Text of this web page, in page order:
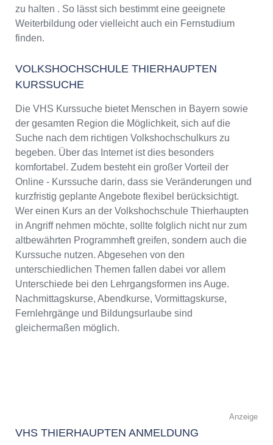
zu halten . So lässt sich bestimmt eine geeignete
Weiterbildung oder vielleicht auch ein Fernstudium
finden.
VOLKSHOCHSCHULE THIERHAUPTEN
KURSSUCHE
Die VHS Kurssuche bietet Menschen in Bayern sowie
der gesamten Region die Möglichkeit, sich auf die
Suche nach dem richtigen Volkshochschulkurs zu
begeben. Über das Internet ist dies besonders
komfortabel. Zudem besteht ein großer Vorteil der
Online - Kurssuche darin, dass sie Veränderungen und
kurzfristig geplante Angebote flexibel berücksichtigt.
Wer einen Kurs an der Volkshochschule Thierhaupten
in Angriff nehmen möchte, sollte folglich nicht nur zum
altbewährten Programmheft greifen, sondern auch die
Kurssuche nutzen. Abgesehen von den
unterschiedlichen Themen fallen dabei vor allem
Unterschiede bei den Lehrgangsformen ins Auge.
Nachmittagskurse, Abendkurse, Vormittagskurse,
Fernlehrgänge und Bildungsurlaube sind
gleichermaßen möglich.
Anzeige
VHS THIERHAUPTEN ANMELDUNG